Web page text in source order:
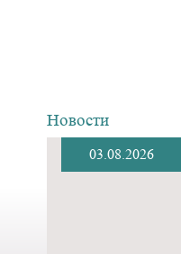
Новости
03.08.2026